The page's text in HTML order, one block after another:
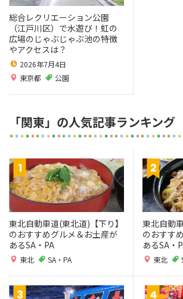
総合レクリエーション公園
（江戸川区）で水遊び！虹の
広場のじゃぶじゃぶ池の特徴
やアクセスは？
2026年7月4日
東京都
公園
「関東」の人気記事ランキング
東北自動車道(東北道)【下り】
のおすすめグルメ＆お土産が
あるSA・PA
東北 SA・PA
東北自動
のおすす
あるSA・
東北